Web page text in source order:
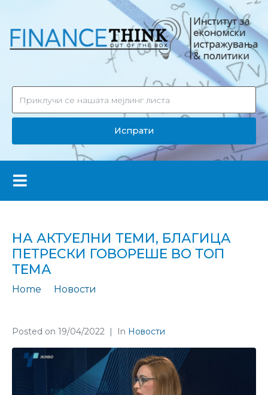
Испрати
НА АКТУЕЛНИ ТЕМИ, БЛАГИЦА
ПЕТРЕСКИ ГОВОРЕШЕ ВО ТОП
ТЕМА
Home
Новости
Posted on 19/04/2022 In Новости